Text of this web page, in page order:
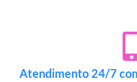
Atendimento 24/7